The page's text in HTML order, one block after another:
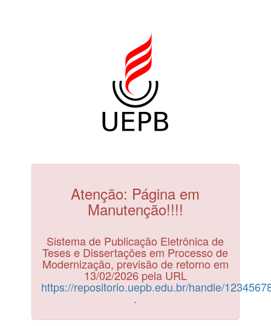
Atenção: Página em
Manutenção!!!!
Sistema de Publicação Eletrônica de
Teses e Dissertações em Processo de
Modernização, previsão de retorno em
13/02/2026 pela URL
https://repositorio.uepb.edu.br/handle/
.